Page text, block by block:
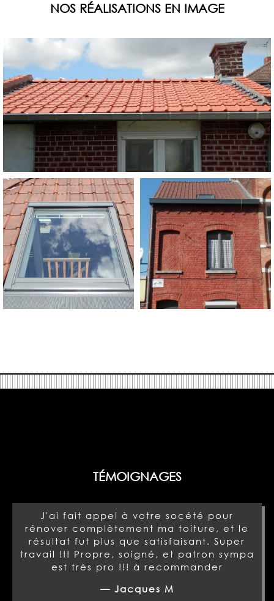
NOS RÉALISATIONS EN IMAGE
TÉMOIGNAGES
J'ai fait appel à votre socété pour
rénover complètement ma toiture, et le
résultat fut plus que satisfaisant. Super
travail !!! Propre, soigné, et patron sympa
est très pro !!! à recommander
— Jacques M